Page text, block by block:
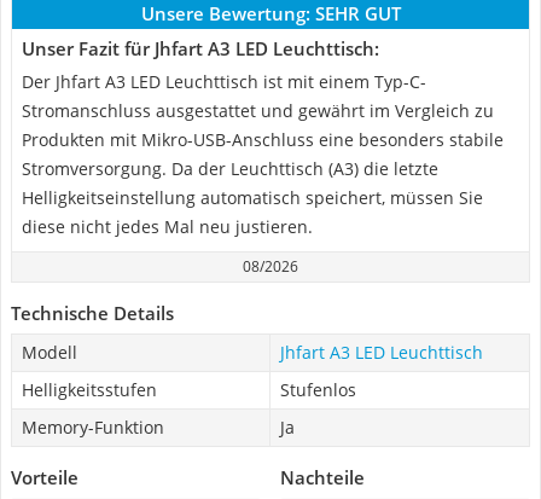
Unsere Bewertung: SEHR GUT
Unser Fazit für Jhfart A3 LED Leuchttisch:
Der Jhfart A3 LED Leuchttisch ist mit einem Typ-C-
Stromanschluss ausgestattet und gewährt im Vergleich zu
Produkten mit Mikro-USB-Anschluss eine besonders stabile
Stromversorgung. Da der Leuchttisch (A3) die letzte
Helligkeitseinstellung automatisch speichert, müssen Sie
diese nicht jedes Mal neu justieren.
08/2026
Technische Details
Modell
Jhfart A3 LED Leuchttisch
Helligkeitsstufen
Stufenlos
Memory-Funktion
Ja
Vorteile Nachteile